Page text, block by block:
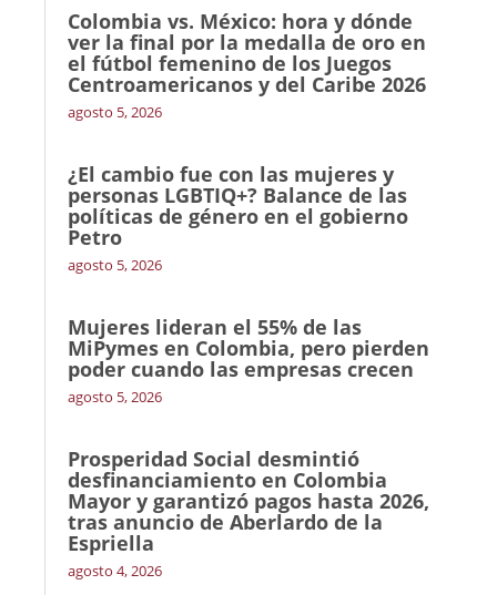
Colombia vs. México: hora y dónde
ver la final por la medalla de oro en
el fútbol femenino de los Juegos
Centroamericanos y del Caribe 2026
agosto 5, 2026
¿El cambio fue con las mujeres y
personas LGBTIQ+? Balance de las
políticas de género en el gobierno
Petro
agosto 5, 2026
Mujeres lideran el 55% de las
MiPymes en Colombia, pero pierden
poder cuando las empresas crecen
agosto 5, 2026
Prosperidad Social desmintió
desfinanciamiento en Colombia
Mayor y garantizó pagos hasta 2026,
tras anuncio de Aberlardo de la
Espriella
agosto 4, 2026